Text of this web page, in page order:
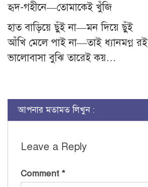
হৃদ-গহীনে—তোমাকেই খুঁজি
হাত বাড়িয়ে ছুঁই না—মন দিয়ে ছুঁই
আঁখি মেলে পাই না—তাই ধ্যানমগ্ন রই
ভালোবাসা বুঝি তারেই কয়…
আপনার মতামত লিখুন :
Leave a Reply
Comment *